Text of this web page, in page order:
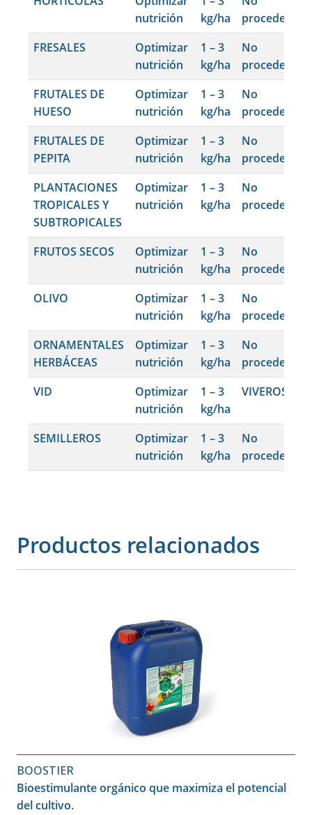
nutrición
kg/ha
procede
FRESALES
Optimizar
nutrición
1 – 3
kg/ha
No
procede
FRUTALES DE
HUESO
Optimizar
nutrición
1 – 3
kg/ha
No
procede
FRUTALES DE
PEPITA
Optimizar
nutrición
1 – 3
kg/ha
No
procede
PLANTACIONES
TROPICALES Y
SUBTROPICALES
Optimizar
nutrición
1 – 3
kg/ha
No
procede
FRUTOS SECOS
Optimizar
nutrición
1 – 3
kg/ha
No
procede
OLIVO
Optimizar
nutrición
1 – 3
kg/ha
No
procede
ORNAMENTALES
HERBÁCEAS
Optimizar
nutrición
1 – 3
kg/ha
No
procede
VID
Optimizar
nutrición
1 – 3
kg/ha
VIVEROS
SEMILLEROS
Optimizar
nutrición
1 – 3
kg/ha
No
procede
Productos relacionados
BOOSTIER
Bioestimulante orgánico que maximiza el potencial
del cultivo.